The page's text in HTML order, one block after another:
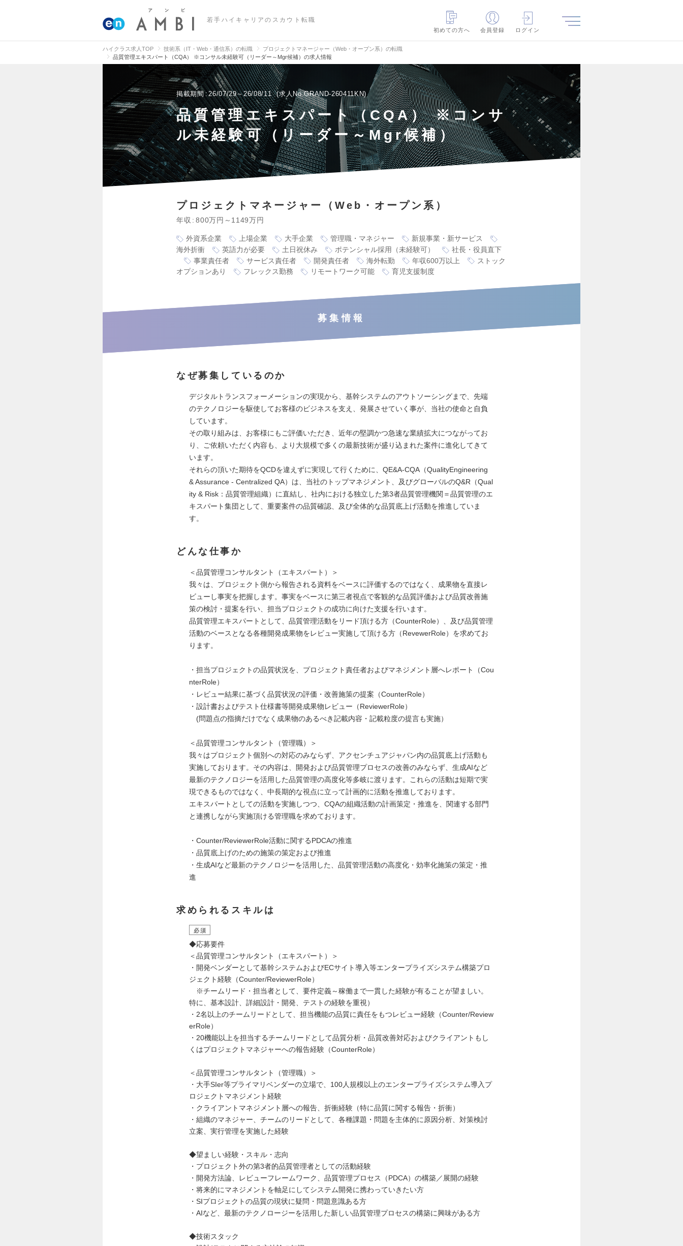
若手ハイキャリアのスカウト転職
初めての方へ
会員登録 ログイン
ハイクラス求人TOP 技術系（IT・Web・通信系）の転職
プロジェクトマネージャー（Web・オープン系）の転職
品質管理エキスパート（CQA） ※コンサル未経験可（リーダー～Mgr候補）の求人情報
掲載期間 26/07/29～26/08/11 求人No.GRAND-260411KN
品質管理エキスパート（CQA） ※コンサ
ル未経験可（リーダー～Mgr候補）
プロジェクトマネージャー（Web・オープン系）
年収 800万円～1149万円
外資系企業 上場企業 大手企業 管理職・マネジャー
新規事業・新サービス
海外折衝
英語力が必要 土日祝休み ポテンシャル採用（未経験可）
社長・役員直下
事業責任者
サービス責任者 開発責任者 海外転勤 年収600万以上
ストック
オプションあり
フレックス勤務 リモートワーク可能 育児支援制度
募集情報
なぜ募集しているのか
デジタルトランスフォーメーションの実現から、基幹システムのアウトソーシングまで、先端
のテクノロジーを駆使してお客様のビジネスを支え、発展させていく事が、当社の使命と自負
しています。
その取り組みは、お客様にもご評価いただき、近年の堅調かつ急速な業績拡大につながってお
り、ご依頼いただく内容も、より大規模で多くの最新技術が盛り込まれた案件に進化してきて
います。
それらの頂いた期待をQCDを違えずに実現して行くために、QE&A-CQA（QualityEngineering
& Assurance - Centralized QA）は、当社のトップマネジメント、及びグローバルのQ&R（Qual
ity & Risk：品質管理組織）に直結し、社内における独立した第3者品質管理機関＝品質管理のエ
キスパート集団として、重要案件の品質確認、及び全体的な品質底上げ活動を推進していま
す。
どんな仕事か
＜品質管理コンサルタント（エキスパート）＞
我々は、プロジェクト側から報告される資料をベースに評価するのではなく、成果物を直接レ
ビューし事実を把握します。事実をベースに第三者視点で客観的な品質評価および品質改善施
策の検討・提案を行い、担当プロジェクトの成功に向けた支援を行います。
品質管理エキスパートとして、品質管理活動をリード頂ける方（CounterRole）、及び品質管理
活動のベースとなる各種開発成果物をレビュー実施して頂ける方（RevewerRole）を求めてお
ります。
・担当プロジェクトの品質状況を、プロジェクト責任者およびマネジメント層へレポート（Cou
nterRole）
・レビュー結果に基づく品質状況の評価・改善施策の提案（CounterRole）
・設計書およびテスト仕様書等開発成果物レビュー（ReviewerRole）
(問題点の指摘だけでなく成果物のあるべき記載内容・記載粒度の提言も実施）
＜品質管理コンサルタント（管理職）＞
我々はプロジェクト個別への対応のみならず、アクセンチュアジャパン内の品質底上げ活動も
実施しております。その内容は、開発および品質管理プロセスの改善のみならず、生成AIなど
最新のテクノロジーを活用した品質管理の高度化等多岐に渡ります。これらの活動は短期で実
現できるものではなく、中長期的な視点に立って計画的に活動を推進しております。
エキスパートとしての活動を実施しつつ、CQAの組織活動の計画策定・推進を、関連する部門
と連携しながら実施頂ける管理職を求めております。
・Counter/ReviewerRole活動に関するPDCAの推進
・品質底上げのための施策の策定および推進
・生成AIなど最新のテクノロジーを活用した、品質管理活動の高度化・効率化施策の策定・推
進
求められるスキルは
必須
◆応募要件
＜品質管理コンサルタント（エキスパート）＞
・開発ベンダーとして基幹システムおよびECサイト導入等エンタープライズシステム構築プロ
ジェクト経験（Counter/ReviewerRole）
※チームリード・担当者として、要件定義～稼働まで一貫した経験が有ることが望ましい。
特に、基本設計、詳細設計・開発、テストの経験を重視）
・2名以上のチームリードとして、担当機能の品質に責任をもつレビュー経験（Counter/Review
erRole）
・20機能以上を担当するチームリードとして品質分析・品質改善対応およびクライアントもし
くはプロジェクトマネジャーへの報告経験（CounterRole）
＜品質管理コンサルタント（管理職）＞
・大手SIer等プライマリベンダーの立場で、100人規模以上のエンタープライズシステム導入プ
ロジェクトマネジメント経験
・クライアントマネジメント層への報告、折衝経験（特に品質に関する報告・折衝）
・組織のマネジャー、チームのリードとして、各種課題・問題を主体的に原因分析、対策検討
立案、実行管理を実施した経験
◆望ましい経験・スキル・志向
・プロジェクト外の第3者的品質管理者としての活動経験
・開発方法論、レビューフレームワーク、品質管理プロセス（PDCA）の構築／展開の経験
・将来的にマネジメントを軸足にしてシステム開発に携わっていきたい方
・SIプロジェクトの品質の現状に疑問・問題意識ある方
・AIなど、最新のテクノロージーを活用した新しい品質管理プロセスの構築に興味がある方
◆技術スタック